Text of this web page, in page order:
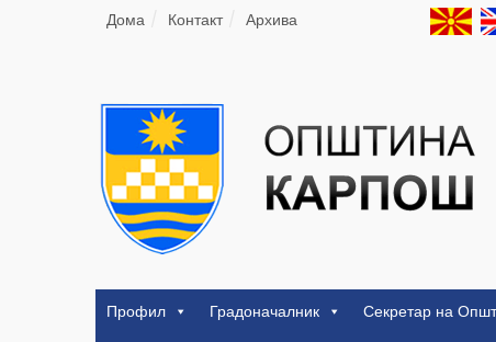
Дома Контакт Архива
Профил Градоначалник Секретар на